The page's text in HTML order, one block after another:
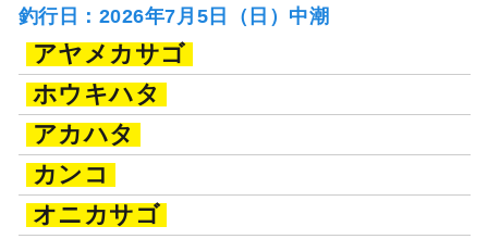
釣行日：2026年7月5日（日）中潮
アヤメカサゴ
ホウキハタ
アカハタ
カンコ
オニカサゴ